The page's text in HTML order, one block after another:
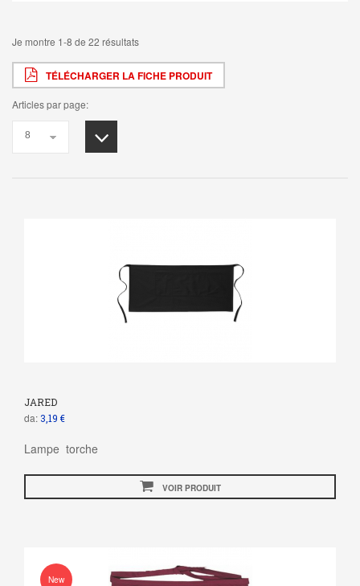
Je montre 1-8 de 22 résultats
TÉLÉCHARGER LA FICHE PRODUIT
Articles par page:
JARED
da: 3,19 €
Lampe torche
VOIR PRODUIT
New